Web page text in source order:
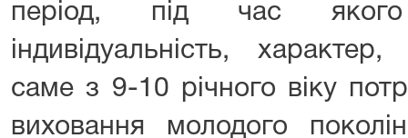
період, під час
індивідуальність,
саме з 9-10 річного віку
виховання молодого